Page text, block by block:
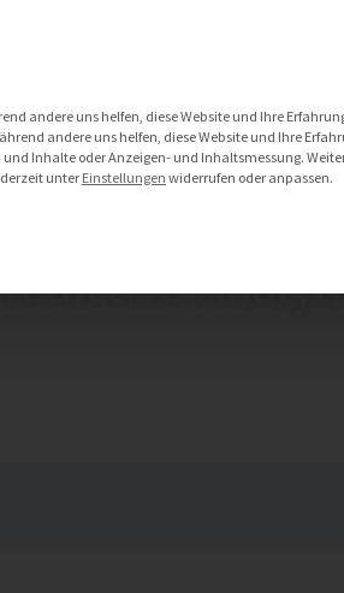
andere uns helfen, diese Website und Ihre
andere uns helfen, diese Website und Ihre
und Inhalte oder Anzeigen- und Inhaltsmessung.
unter Einstellungen widerrufen oder anpassen.